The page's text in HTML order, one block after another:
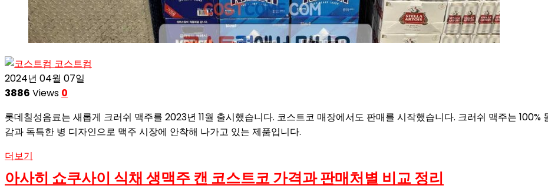
코스트컴
2024년 04월 07일
3886 Views 0
롯데칠성음료는 새롭게 크러쉬 맥주를 2023년 11월 출시했습니다. 코스트코 매장에서도 판매를 시작했습니다. 크러쉬 맥주는
감과 독특한 병 디자인으로 맥주 시장에 안착해 나가고 있는 제품입니다.
더보기
아사히 쇼쿠사이 식채 생맥주 캔 코스트코 가격과 판매처별 비교 정리